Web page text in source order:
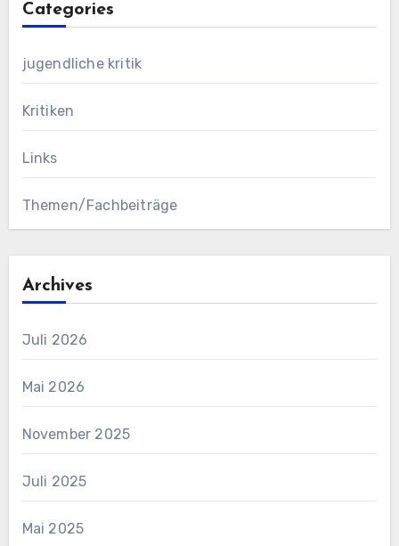
Categories
jugendliche kritik
Kritiken
Links
Themen/Fachbeiträge
Archives
Juli 2026
Mai 2026
November 2025
Juli 2025
Mai 2025